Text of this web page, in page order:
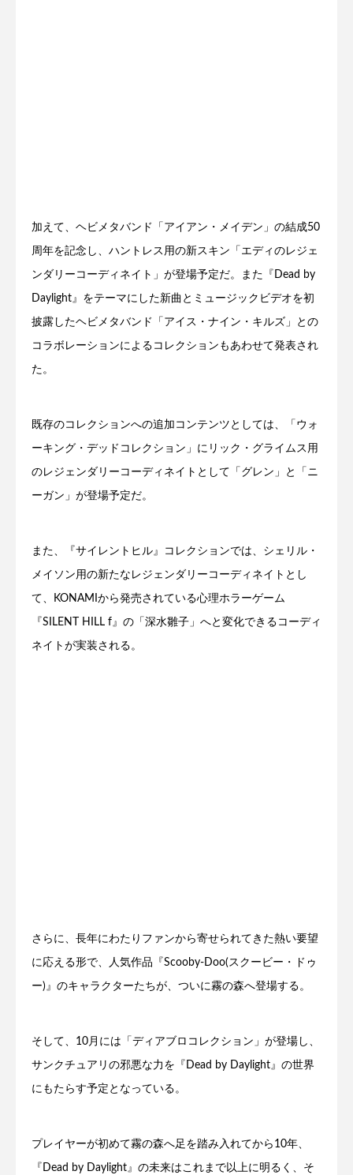
加えて、ヘビメタバンド「アイアン・メイデン」の結成50
周年を記念し、ハントレス用の新スキン「エディのレジェ
ンダリーコーディネイト」が登場予定だ。また『Dead by
Daylight』をテーマにした新曲とミュージックビデオを初
披露したヘビメタバンド「アイス・ナイン・キルズ」との
コラボレーションによるコレクションもあわせて発表され
た。
既存のコレクションへの追加コンテンツとしては、「ウォ
ーキング・デッドコレクション」にリック・グライムス用
のレジェンダリーコーディネイトとして「グレン」と「ニ
ーガン」が登場予定だ。
また、『サイレントヒル』コレクションでは、シェリル・
メイソン用の新たなレジェンダリーコーディネイトとし
て、KONAMIから発売されている心理ホラーゲーム
『SILENT HILL f』の「深水雛子」へと変化できるコーディ
ネイトが実装される。
さらに、長年にわたりファンから寄せられてきた熱い要望
に応える形で、人気作品『Scooby-Doo(スクービー・ドゥ
ー)』のキャラクターたちが、ついに霧の森へ登場する。
そして、10月には「ディアブロコレクション」が登場し、
サンクチュアリの邪悪な力を『Dead by Daylight』の世界
にもたらす予定となっている。
プレイヤーが初めて霧の森へ足を踏み入れてから10年、
『Dead by Daylight』の未来はこれまで以上に明るく、そ